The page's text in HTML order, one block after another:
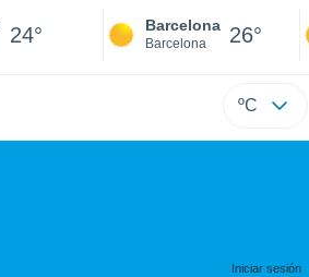
24° Barcelona
Barcelona 26°
ºC
Iniciar sesión